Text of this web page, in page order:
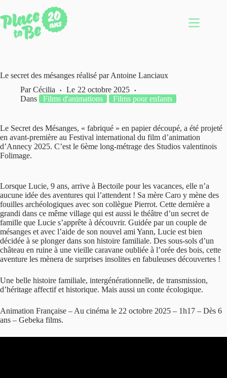
au
contenu
Le secret des mésanges réalisé par Antoine Lanciaux
Par Cécilia Le 22 octobre 2025
Dans
Films d'animations Films pour enfants
Le Secret des Mésanges, « fabriqué » en papier découpé, a été projeté
en avant-première au Festival international du film d’animation
d’Annecy 2025. C’est le 6ème long-métrage des Studios valentinois
Folimage.
Lorsque Lucie, 9 ans, arrive à Bectoile pour les vacances, elle n’a
aucune idée des aventures qui l’attendent ! Sa mère Caro y mène des
fouilles archéologiques avec son collègue Pierrot. Cette dernière a
grandi dans ce même village qui est aussi le théâtre d’un secret de
famille que Lucie s’apprête à découvrir. Guidée par un couple de
mésanges et avec l’aide de son nouvel ami Yann, Lucie est bien
décidée à se plonger dans son histoire familiale. Des sous-sols d’un
château en ruine à une vieille caravane oubliée à l’orée des bois, cette
aventure les mènera de surprises insolites en fabuleuses découvertes !
Une belle histoire familiale, intergénérationnelle, de transmission,
d’héritage affectif et historique. Mais aussi un conte écologique.
Animation Française – Au cinéma le 22 octobre 2025 – 1h17 – Dès 6
ans – Gebeka films.